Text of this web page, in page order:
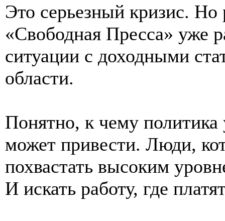
Это серьезный кризис. Но
«Свободная Пресса» уже
ситуации с доходными
области.
Понятно, к чему
может привести. Люди,
похвастать высоким
И искать работу, где